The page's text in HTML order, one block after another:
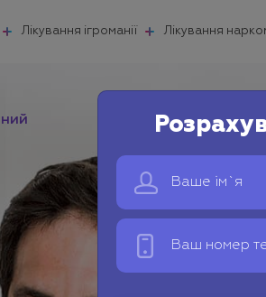
Лікування ігроманії Лікування